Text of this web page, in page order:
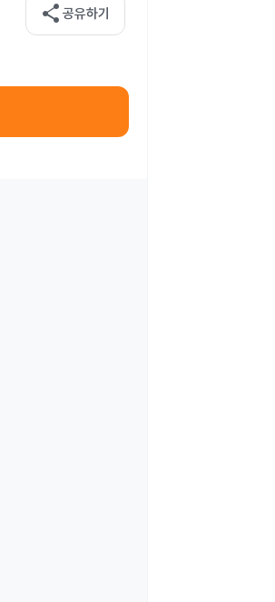
share 공유하기